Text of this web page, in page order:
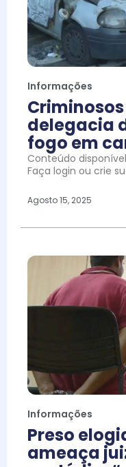
Informações
delegacia
fogo em
Conteúdo
Faça login ou crie
Agosto 15, 2025
Informações
Preso
ameaça